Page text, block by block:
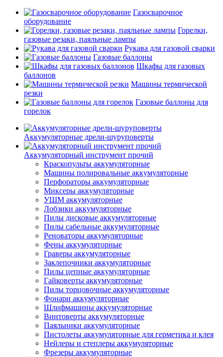
Газосварочное
оборудование
Горелки,
газовые резаки, паяльные лампы
Рукава для газовой сварки
Газовые баллоны
Шкафы для газовых
баллонов
Машины термической
резки
Газовые баллоны для
горелок
Аккумуляторные дрели-шуруповерты
Аккумуляторный инструмент прочий
Краскопульты аккумуляторные
Машины полировальные аккумуляторные
Перфораторы аккумуляторные
Миксеры аккумуляторные
УШМ аккумуляторные
Лобзики аккумуляторные
Пилы дисковые аккумуляторные
Пилы сабельные аккумуляторные
Реноваторы аккумуляторные
Фены аккумуляторные
Граверы аккумуляторные
Заклепочники аккумуляторные
Пилы цепные аккумуляторные
Гайковерты аккумуляторные
Пилы торцовочные аккумуляторные
Фонари аккумуляторные
Шлифмашины аккумуляторные
Винтоверты аккумуляторные
Паяльники аккумуляторные
Пистолеты аккумуляторные для герметика и клея
Нейлеры и степлеры аккумуляторные
Фрезеры аккумуляторные